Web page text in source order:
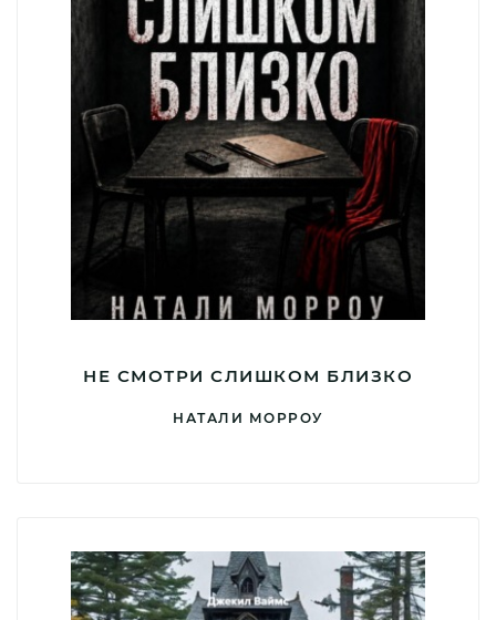
НЕ СМОТРИ СЛИШКОМ БЛИЗКО
НАТАЛИ МОРРОУ